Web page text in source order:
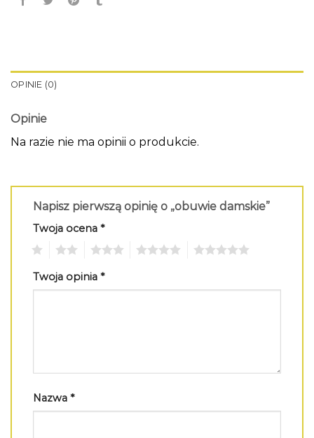
OPINIE (0)
Opinie
Na razie nie ma opinii o produkcie.
Napisz pierwszą opinię o „obuwie damskie”
Twoja ocena *
Twoja opinia *
Nazwa *